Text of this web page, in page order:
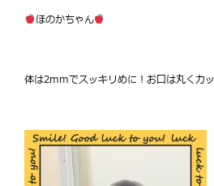
ほのかちゃん
体は2mmでスッキリめに！お口は丸くカ